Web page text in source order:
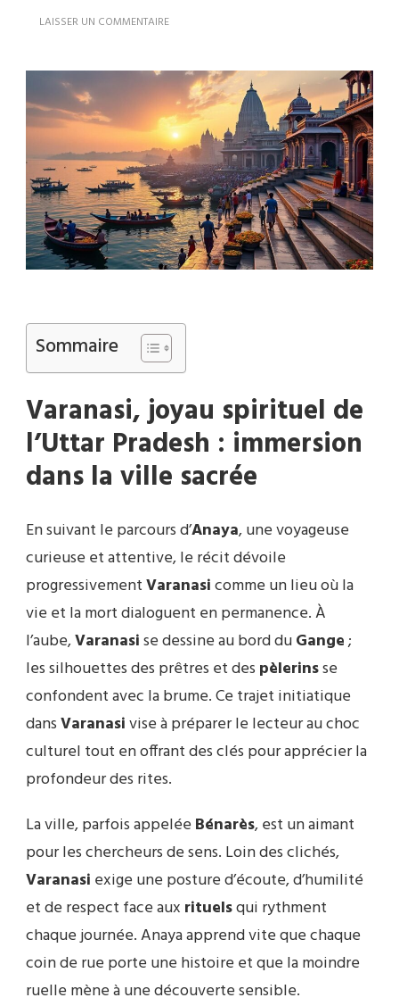
LAISSER UN COMMENTAIRESUR
VARANASI
:
GUIDE
COMPLET
POUR
DÉCOUVRIR
LA
VILLE
SAINTE
Sommaire
Varanasi, joyau spirituel de
l’Uttar Pradesh : immersion
dans la ville sacrée
En suivant le parcours d’Anaya, une voyageuse
curieuse et attentive, le récit dévoile
progressivementVaranasicomme un lieu où la
vie et la mort dialoguent en permanence. À
l’aube,Varanasise dessine au bord duGange;
les silhouettes des prêtres et des pèlerinsse
confondent avec la brume. Ce trajet initiatique
dansVaranasivise à préparer le lecteur au choc
culturel tout en offrant des clés pour apprécier la
profondeur des rites.
La ville, parfois appelée Bénarès, est un aimant
pour les chercheurs de sens. Loin des clichés,
Varanasi exige une posture d’écoute, d’humilité
et de respect face aux rituelsqui rythment
chaque journée. Anaya apprend vite que chaque
coin de rue porte une histoire et que la moindre
ruelle mène à une découverte sensible.